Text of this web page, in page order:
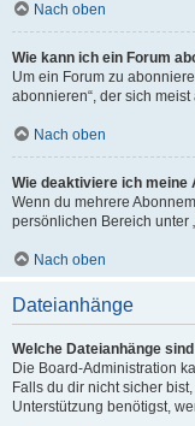
Nach oben
Wie kann ich ein Forum
Um ein Forum zu
abonnieren“, der sich
Nach oben
Wie deaktiviere ich meine
Wenn du mehrere
persönlichen Bereich unter
Nach oben
Dateianhänge
Welche Dateianhänge
Die Board-Administration
Falls du dir nicht sicher
Unterstützung benötigst,